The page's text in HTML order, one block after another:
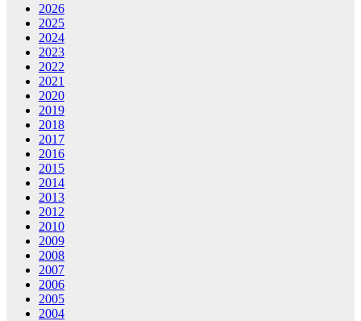
2026
2025
2024
2023
2022
2021
2020
2019
2018
2017
2016
2015
2014
2013
2012
2010
2009
2008
2007
2006
2005
2004